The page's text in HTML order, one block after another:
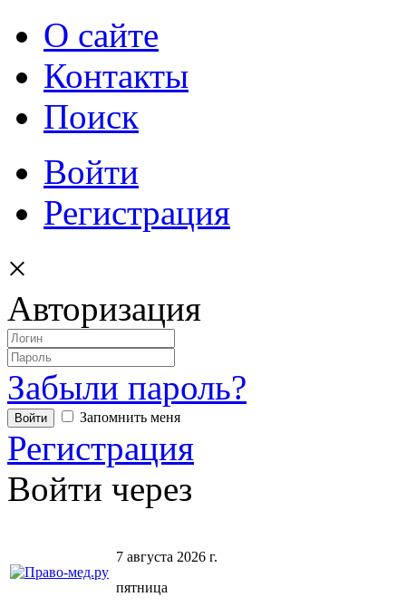
О сайте
Контакты
Поиск
Войти
Регистрация
×
Авторизация
Забыли пароль?
Запомнить меня
Регистрация
Войти через
7 августа 2026 г.
пятница